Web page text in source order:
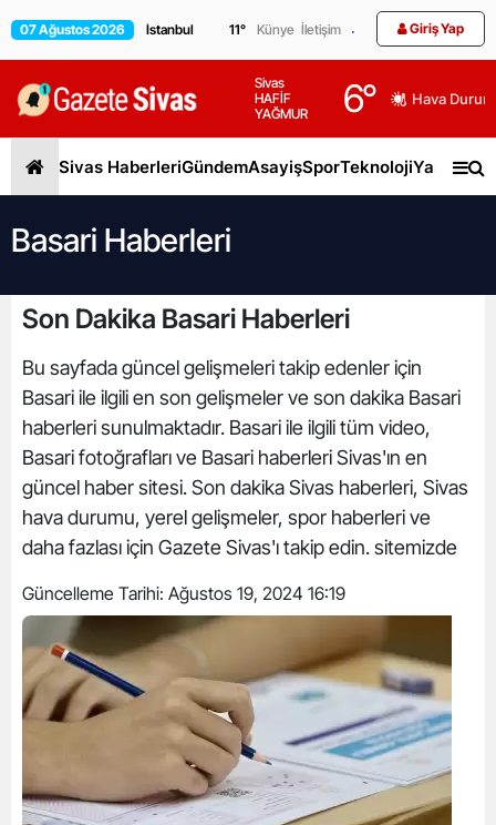
07 Ağustos 2026 11° Künye İletişim Giriş Yap
Sivas
HAFİF
YAĞMUR
6° Hava
Sivas HaberleriGündemAsayişSporTeknolojiYaşam
Basari Haberleri
Son Dakika Basari Haberleri
Bu sayfada güncel gelişmeleri takip edenler için
Basari ile ilgili en son gelişmeler ve son dakika Basari
haberleri sunulmaktadır. Basari ile ilgili tüm video,
Basari fotoğrafları ve Basari haberleri Sivas'ın en
güncel haber sitesi. Son dakika Sivas haberleri, Sivas
hava durumu, yerel gelişmeler, spor haberleri ve
daha fazlası için Gazete Sivas'ı takip edin. sitemizde
Güncelleme Tarihi: Ağustos 19, 2024 16:19